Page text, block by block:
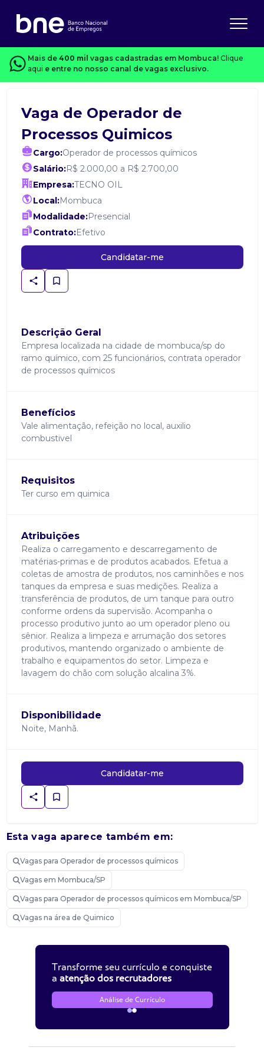
Mais de 400 mil vagas cadastradas em Mombuca! Clique
aqui e entre no nosso canal de vagas exclusivo.
Vaga de Operador de
Processos Quimicos
Cargo:Operador de processos químicos
Salário:R$ 2.000,00 a R$ 2.700,00
Empresa:TECNO OIL
Local:Mombuca
Modalidade:Presencial
Contrato:Efetivo
Candidatar-me
Descrição Geral
Empresa localizada na cidade de mombuca/sp do
ramo químico, com 25 funcionários, contrata operador
de processos químicos
Benefícios
Vale alimentação, refeição no local, auxilio
combustivel
Requisitos
Ter curso em quimica
Atribuições
Realiza o carregamento e descarregamento de
matérias-primas e de produtos acabados. Efetua a
coletas de amostra de produtos, nos caminhões e nos
tanques da empresa e suas medições. Realiza a
transferência de produtos, de um tanque para outro
conforme ordens da supervisão. Acompanha o
processo produtivo junto ao um operador pleno ou
sênior. Realiza a limpeza e arrumação dos setores
produtivos, mantendo organizado o ambiente de
trabalho e equipamentos do setor. Limpeza e
lavagem do chão com solução alcalina 3%.
Disponibilidade
Noite, Manhã.
Candidatar-me
Esta vaga aparece também em:
Vagas para Operador de processos químicos
Vagas em Mombuca/SP
Vagas para Operador de processos químicos em Mombuca/SP
Vagas na área de Quimico
Transforme seu currículo e conquiste
a atenção dos recrutadores
Análise de Currículo